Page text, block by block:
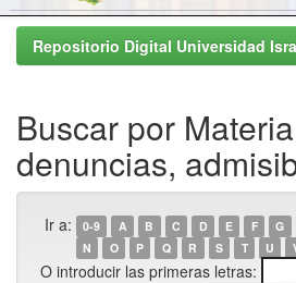
Skip
navigationRepositorio Digital Universidad
Buscar por
denuncias,
Ir a: 0-9 A B C D E F G
N
O P Q R S T U
O introducir las primeras letras: